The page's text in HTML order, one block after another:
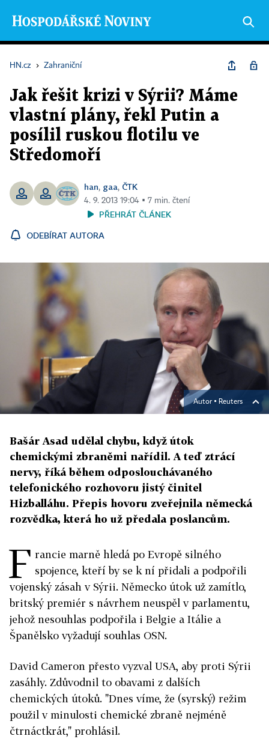
HN.cz › Zahraniční
Jak řešit krizi v Sýrii? Máme
vlastní plány, řekl Putin a
posílil ruskou flotilu ve
Středomoří
han, gaa, ČTK
4. 9. 2013 19:04 ▪ 7 min. čtení
PŘEHRÁT ČLÁNEK
ODEBÍRAT AUTORA
Autor ▪ Reuters
Bašár Asad udělal chybu, když útok
chemickými zbraněmi nařídil. A teď ztrácí
nervy, říká během odposlouchávaného
telefonického rozhovoru jistý činitel
Hizballáhu. Přepis hovoru zveřejnila německá
rozvědka, která ho už předala poslancům.
F rancie marně hledá po Evropě silného
spojence, kteří by se k ní přidali a podpořili
vojenský zásah v Sýrii. Německo útok už zamítlo,
britský premiér s návrhem neuspěl v parlamentu,
jehož nesouhlas podpořila i Belgie a Itálie a
Španělsko vyžadují souhlas OSN.
David Cameron přesto vyzval USA, aby proti Sýrii
zasáhly. Zdůvodnil to obavami z dalších
chemických útoků. "Dnes víme, že (syrský) režim
použil v minulosti chemické zbraně nejméně
čtrnáctkrát," prohlásil.